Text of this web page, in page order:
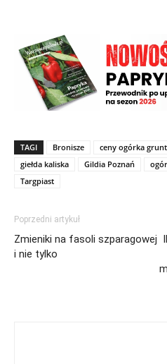
TAGI Bronisze ceny ogórka
giełda kaliska
Gildia Poznań
Targpiast
Poprzedni artykuł
Zmieniki na fasoli szparagowej
i nie tylko